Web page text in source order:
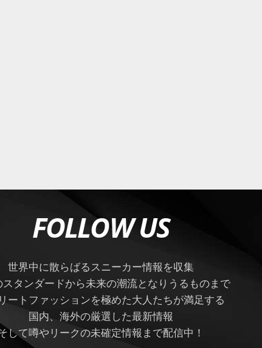
FOLLOW US
世界中に散らばるスニーカー情報を収集
スタンダードから未来の潮流となりうるものまで
ートファッションを極めた大人たちが満足する
国内、海外の厳選した最新情報
して噂やリークの未確定情報まで配信中！